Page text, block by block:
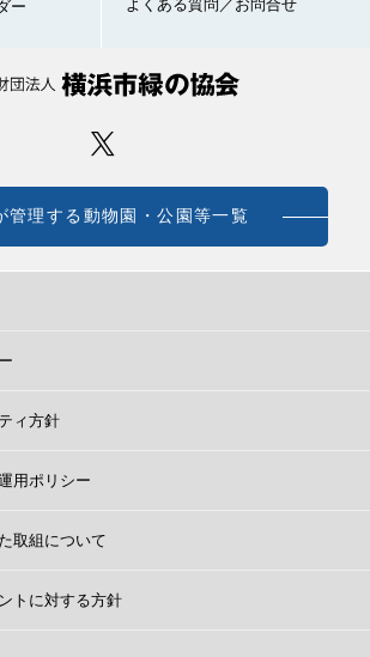
ー
よくある質問／お問合せ
管理する動物園・公園等一覧
ィ方針
用ポリシー
取組について
トに対する方針